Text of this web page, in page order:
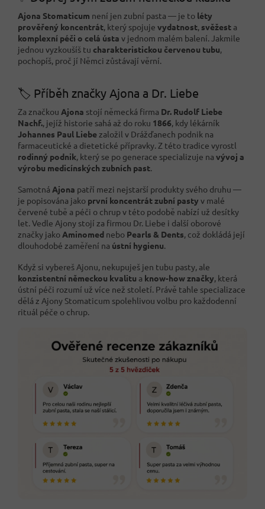
Ajona Stomaticum není jen zubní pasta — je to léty
prověřený koncentrát, který spojuje vydatnost, svěžest a
komplexní péči o celá ústa v jednom malém balení. Jakmile
jednou vyzkoušíš tu charakteristickou červenou tubu,
pochopíš, proč jí Němci zůstávají věrní.
🏷️ Příběh značky Ajona a Dr. Liebe
Za značkou Ajona stojí německá firma Dr. Rudolf Liebe
Nachf., jejíž historie sahá až do roku 1866, kdy lékárník
Johannes Paul Liebe založil v Drážďanech podnik na
farmaceutické a dietetické přípravky. Z této tradice vyrostl
rodinný podnik, který se po generace specializuje na vývoj a
výrobu medicínských zubních past.
Samotná Ajona patří mezi nejstarší produkty svého druhu —
je popisována jako první koncentrát zubní pasty v malé
červené tubě a péči o chrup v této podobě nabízí už desítky
let. Vedle Ajony stojí za firmou Dr. Liebe i další oborové
značky jako Aminomed nebo Pearls & Dents, což dokládá její
dlouhodobé zaměření na ústní hygienu.
Když si vybereš Ajonu, nekupuješ jen tubu pasty, ale
konzistentní německou kvalitu a know-how značky, která
ústní péči rozumí už více než století. Právě tahle specializace
dělá z Ajony Stomaticum spolehlivou volbu pro každodenní
rituál péče o chrup.